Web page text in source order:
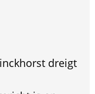
dreigt